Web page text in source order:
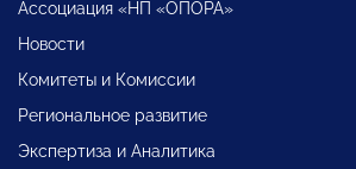
Ассоциация «НП «ОПОРА»
Новости
Комитеты и Комиссии
Региональное развитие
Экспертиза и Аналитика